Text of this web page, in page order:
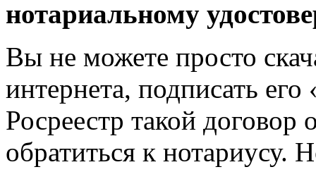
нотариальному
Вы не можете просто
интернета, подписать
Росреестр такой
обратиться к нотариусу.